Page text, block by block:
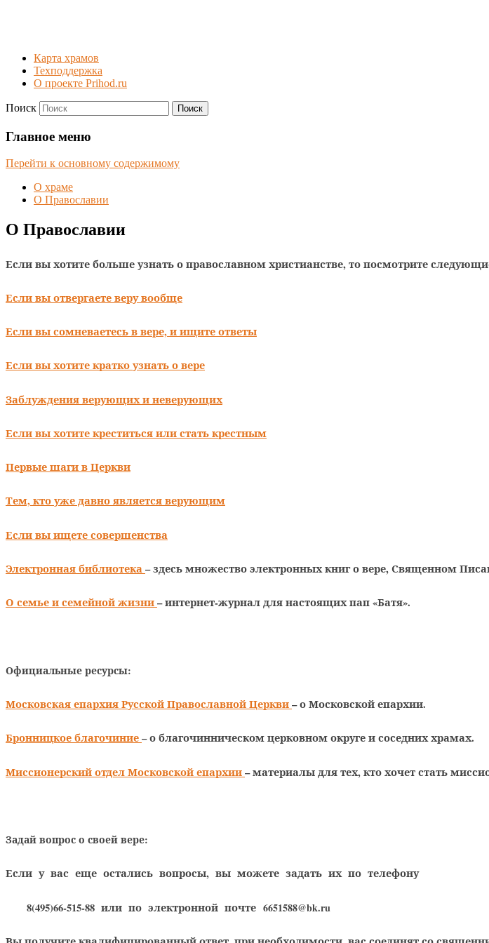
Карта храмов
Техподдержка
О проекте Prihod.ru
Богородицерождественский храм с. Мишутино
Поиск
Главное меню
Перейти к основному содержимому
О храме
О Православии
О Православии
Если вы хотите больше узнать о православном христианстве, то посмотрите
Если вы отвергаете веру вообще
Если вы сомневаетесь в вере, и ищите ответы
Если вы хотите кратко узнать о вере
Заблуждения верующих и неверующих
Если вы хотите креститься или стать крестным
Первые шаги в Церкви
Тем, кто уже давно является верующим
Если вы ищете совершенства
Электронная библиотека– здесь множество электронных книг о вере, Священном
О семье и семейной жизни– интернет-журнал для настоящих пап «Батя».
Официальные ресурсы:
Московская епархия Русской Православной Церкви– о Московской епархии.
Бронницкое благочиние– о благочинническом церковном округе и соседних храмах.
Миссионерский отдел Московской епархии– материалы для тех, кто хочет стать
Задай вопрос о своей вере:
Если у вас еще остались вопросы, вы можете задать их по телефону
8(495)66-515-88 или по электронной почте 6651588@bk.ru